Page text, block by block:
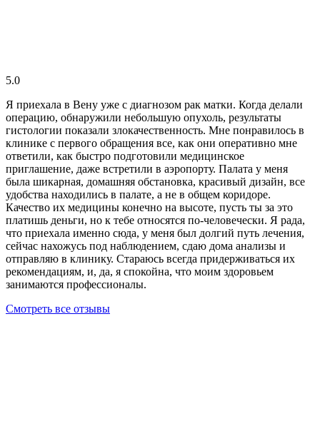
5.0
Я приехала в Вену уже с диагнозом рак матки. Когда делали
операцию, обнаружили небольшую опухоль, результаты
гистологии показали злокачественность. Мне понравилось в
клинике с первого обращения все, как они оперативно мне
ответили, как быстро подготовили медицинское
приглашение, даже встретили в аэропорту. Палата у меня
была шикарная, домашняя обстановка, красивый дизайн, все
удобства находились в палате, а не в общем коридоре.
Качество их медицины конечно на высоте, пусть ты за это
платишь деньги, но к тебе относятся по-человечески. Я рада,
что приехала именно сюда, у меня был долгий путь лечения,
сейчас нахожусь под наблюдением, сдаю дома анализы и
отправляю в клинику. Стараюсь всегда придерживаться их
рекомендациям, и, да, я спокойна, что моим здоровьем
занимаются профессионалы.
Смотреть все отзывы